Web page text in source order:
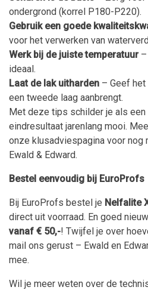
ondergrond (korrel P180-P220).
Gebruik een goede
voor het verwerken van
Werk bij de juiste temperatuur–
ideaal.
Laat de lak uitharden – Geef
een tweede laag aanbrengt.
Met deze tips schilder je als
eindresultaat jarenlang mooi.
onze klusadviespagina voor nog
Ewald & Edward.
Bestel eenvoudig bij EuroProfs
Bij EuroProfs bestel je Nelfalite
direct uit voorraad. En goed
vanaf € 50,-! Twijfel je over
mail ons gerust – Ewald en
mee.
Wil je meer weten over de